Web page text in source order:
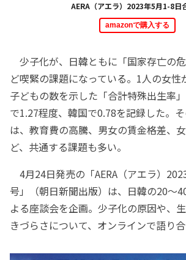
AERA（アエラ）2023年5月1-8日
amazonで購入する
少子化が、日韓ともに「国家存亡の
ど喫緊の課題になっている。1人の女性
子どもの数を示した「合計特殊出生率
で1.27程度、韓国で0.78を記録した。
は、教育費の高騰、男女の賃金格差、
ど、共通する課題も多い。
4月24日発売の「AERA（アエラ）
号」（朝日新聞出版）は、日韓の20〜
よる座談会を企画。少子化の原因や、
きづらさについて、オンラインで語り合